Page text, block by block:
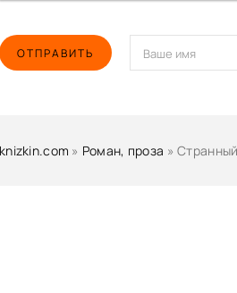
ОТПРАВИТЬ
knizkin.com » Роман, проза »